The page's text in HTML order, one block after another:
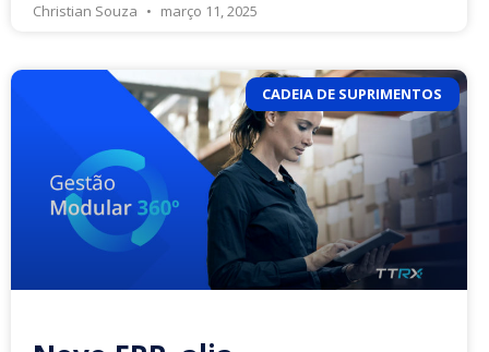
Christian Souza março 11, 2025
CADEIA DE SUPRIMENTOS